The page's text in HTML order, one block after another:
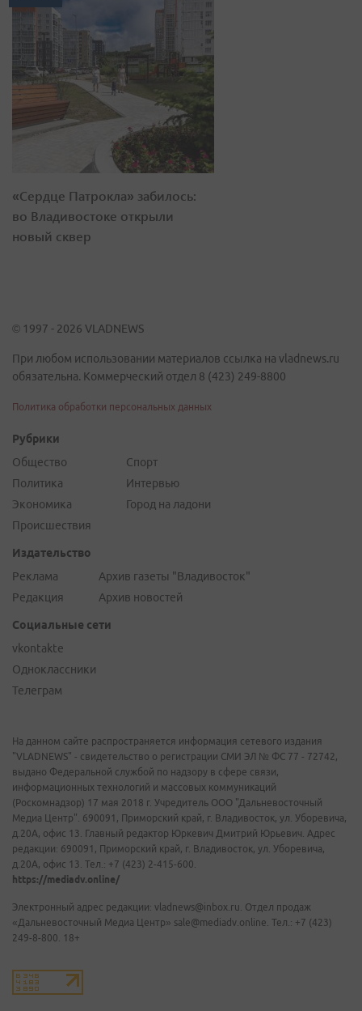
«Сердце Патрокла» забилось:
во Владивостоке открыли
новый сквер
© 1997 - 2026 VLADNEWS
При любом использовании материалов ссылка на vladnews.ru
обязательна. Коммерческий отдел 8 (423) 249-8800
Политика обработки персональных данных
Рубрики
Общество
Политика
Экономика
Происшествия
Спорт
Интервью
Город на ладони
Издательство
Реклама
Редакция
Архив газеты "Владивосток"
Архив новостей
Социальные сети
vkontakte
Одноклассники
Телеграм
На данном сайте распространяется информация сетевого издания
"VLADNEWS" - свидетельство о регистрации СМИ ЭЛ № ФС 77 - 72742,
выдано Федеральной службой по надзору в сфере связи,
информационных технологий и массовых коммуникаций
(Роскомнадзор) 17 мая 2018 г. Учредитель ООО "Дальневосточный
Медиа Центр". 690091, Приморский край, г. Владивосток, ул. Уборевича,
д.20А, офис 13. Главный редактор Юркевич Дмитрий Юрьевич. Адрес
редакции: 690091, Приморский край, г. Владивосток, ул. Уборевича,
д.20А, офис 13. Тел.: +7 (423) 2-415-600.
https://mediadv.online/
Электронный адрес редакции: vladnews@inbox.ru. Отдел продаж
«Дальневосточный Медиа Центр» sale@mediadv.online. Тел.: +7 (423)
249-8-800. 18+